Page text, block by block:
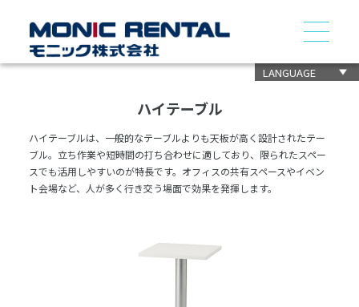
LANGUAGE
ハイテーブル
ハイテーブルは、一般的なテーブルよりも天板が高く設計されたテー
ブル。立ち作業や短時間の打ち合わせに適しており、限られたスペー
スでも活用しやすいのが特長です。オフィスの共有スペースやイベン
ト会場など、人が多く行き交う場面で効果を発揮します。